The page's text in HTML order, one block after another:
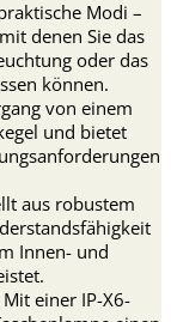
Modi –
denen Sie das
oder das
können.
von einem
und bietet
aus robustem
Innen- und
einer IP-X6-